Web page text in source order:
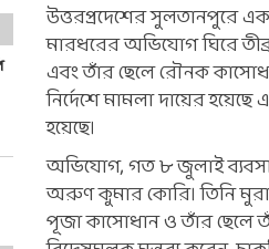
উত্তরপ্রদেশের সুলতানপুরে
মারধরের অভিযোগ ঘিরে
এবং তাঁর ছেলে রৌনক
নির্দেশে মামলা দায়ের
হয়েছে।
অভিযোগ, গত ৮ জুলাই
অরুণ কুমার কোরি। তিনি
পূজা কাসোধান ও তাঁর